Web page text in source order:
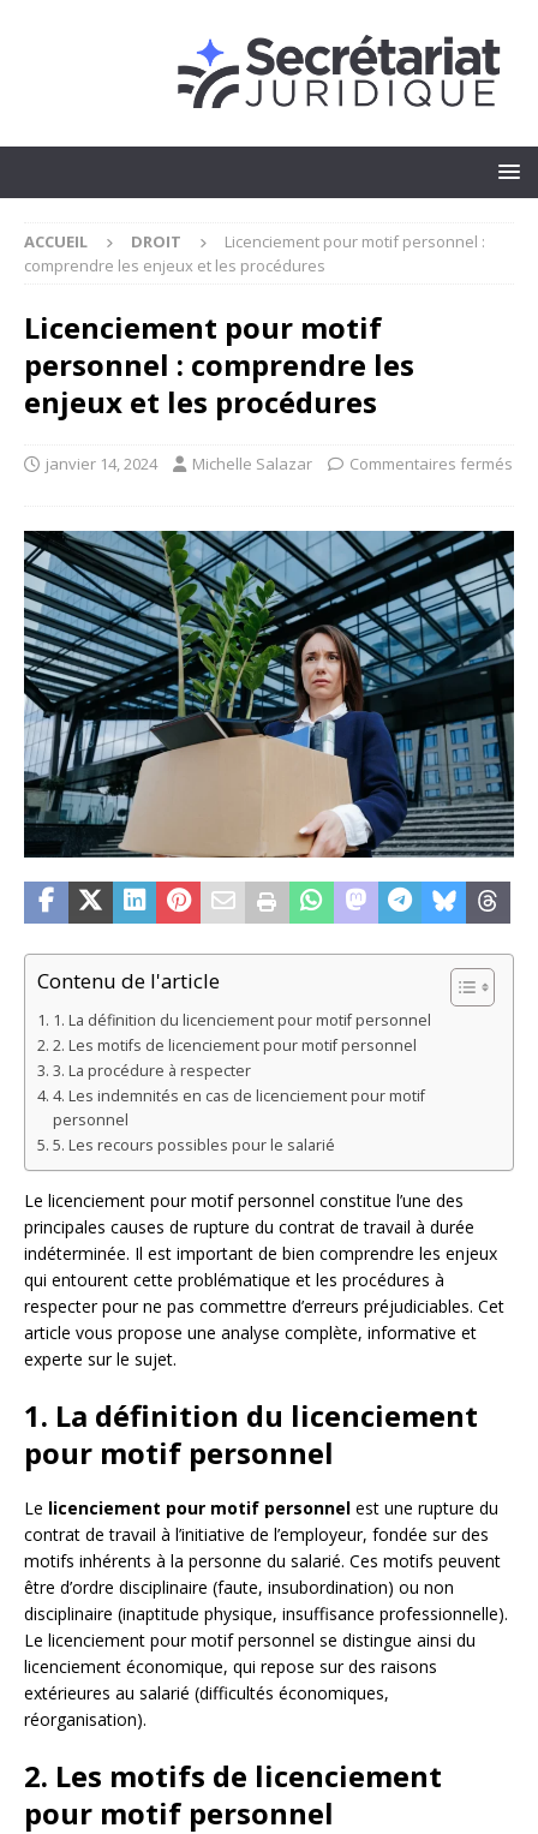
ACCUEIL DROIT
Licenciement pour motif personnel :
comprendre les enjeux et les procédures
Licenciement pour motif
personnel : comprendre les
enjeux et les procédures
janvier 14, 2024 Michelle Salazar Commentaires fermés
Contenu de l'article
1. La définition du licenciement pour motif personnel
2. Les motifs de licenciement pour motif personnel
3. La procédure à respecter
4. Les indemnités en cas de licenciement pour motif
personnel
5. Les recours possibles pour le salarié
Le licenciement pour motif personnel constitue l’une des
principales causes de rupture du contrat de travail à durée
indéterminée. Il est important de bien comprendre les enjeux
qui entourent cette problématique et les procédures à
respecter pour ne pas commettre d’erreurs préjudiciables. Cet
article vous propose une analyse complète, informative et
experte sur le sujet.
1. La définition du licenciement
pour motif personnel
Le licenciement pour motif personnel est une rupture du
contrat de travail à l’initiative de l’employeur, fondée sur des
motifs inhérents à la personne du salarié. Ces motifs peuvent
être d’ordre disciplinaire (faute, insubordination) ou non
disciplinaire (inaptitude physique, insuffisance professionnelle).
Le licenciement pour motif personnel se distingue ainsi du
licenciement économique, qui repose sur des raisons
extérieures au salarié (difficultés économiques,
réorganisation).
2. Les motifs de licenciement
pour motif personnel